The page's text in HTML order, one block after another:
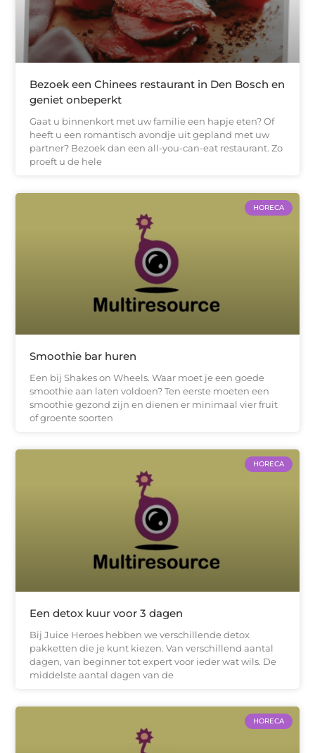
Bezoek een Chinees restaurant in Den Bosch en
geniet onbeperkt
Gaat u binnenkort met uw familie een hapje eten? Of
heeft u een romantisch avondje uit gepland met uw
partner? Bezoek dan een all-you-can-eat restaurant. Zo
proeft u de hele
HORECA
Smoothie bar huren
Een bij Shakes on Wheels. Waar moet je een goede
smoothie aan laten voldoen? Ten eerste moeten een
smoothie gezond zijn en dienen er minimaal vier fruit
of groente soorten
HORECA
Een detox kuur voor 3 dagen
Bij Juice Heroes hebben we verschillende detox
pakketten die je kunt kiezen. Van verschillend aantal
dagen, van beginner tot expert voor ieder wat wils. De
middelste aantal dagen van de
HORECA